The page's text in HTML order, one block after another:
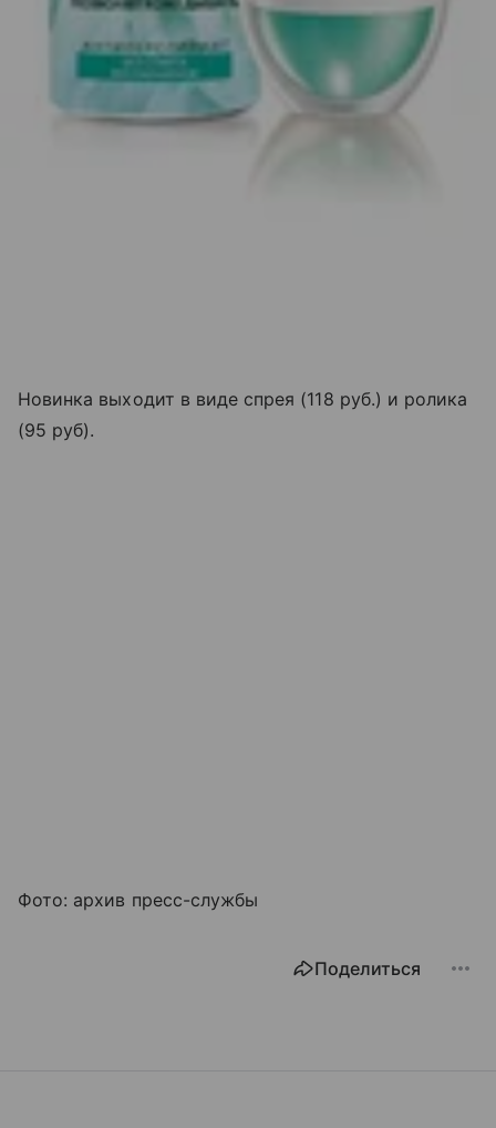
Новинка выходит в виде спрея (118 руб.) и ролика
(95 руб).
Фото: архив пресс-службы
Поделиться